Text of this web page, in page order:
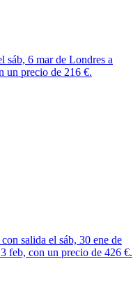
sáb, 6 mar de Londres a
un precio de 216 €.
salida el sáb, 30 ene de
feb, con un precio de 426 €.